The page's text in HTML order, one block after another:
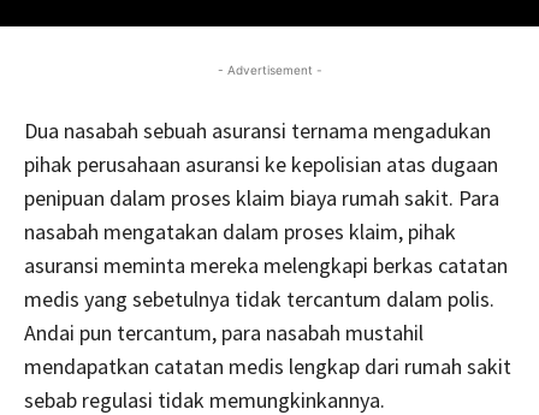
- Advertisement -
Dua nasabah sebuah asuransi ternama mengadukan
pihak perusahaan asuransi ke kepolisian atas dugaan
penipuan dalam proses klaim biaya rumah sakit. Para
nasabah mengatakan dalam proses klaim, pihak
asuransi meminta mereka melengkapi berkas catatan
medis yang sebetulnya tidak tercantum dalam polis.
Andai pun tercantum, para nasabah mustahil
mendapatkan catatan medis lengkap dari rumah sakit
sebab regulasi tidak memungkinkannya.